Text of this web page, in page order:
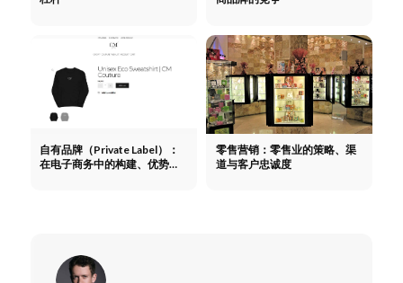
自有品牌（Private Label）：
在电子商务中的构建、优势与
零售营销：零售业的策略、渠
道与客户忠诚度